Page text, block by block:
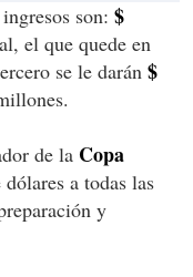
son: $
el que quede en
se le darán $
de la Copa
a todas las
y